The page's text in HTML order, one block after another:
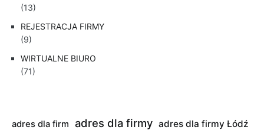
(13)
REJESTRACJA FIRMY
(9)
WIRTUALNE BIURO
(71)
adres dla firm adres dla firmy adres dla firmy Łódź